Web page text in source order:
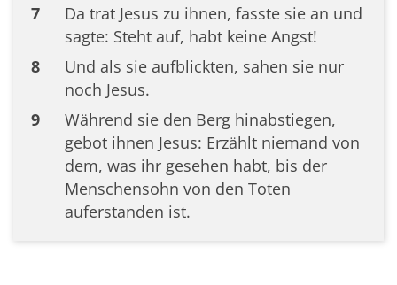
7
Da trat Jesus zu ihnen, fasste sie an und
sagte: Steht auf, habt keine Angst!
8
Und als sie aufblickten, sahen sie nur
noch Jesus.
9
Während sie den Berg hinabstiegen,
gebot ihnen Jesus: Erzählt niemand von
dem, was ihr gesehen habt, bis der
Menschensohn von den Toten
auferstanden ist.